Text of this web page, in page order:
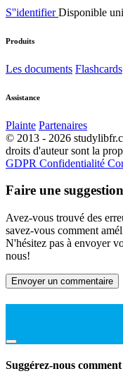
S''identifierDisponible
Produits
Les documents Flashcards
Assistance
Plainte Partenaires
© 2013 - 2026
droits d'auteur sont la
GDPR Confidentialité
Faire une suggestion
Avez-vous trouvé des
savez-vous comment
N'hésitez pas à envoyer
nous!
Envoyer un commentaire
Suggérez-nous